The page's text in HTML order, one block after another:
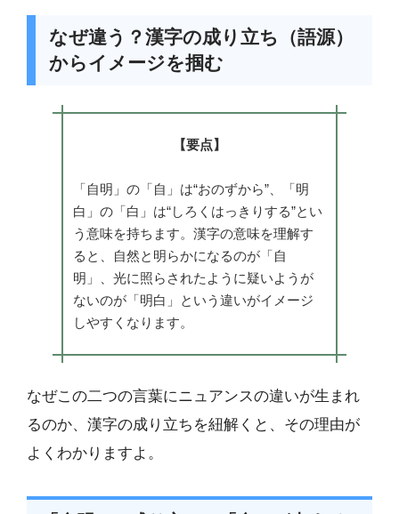
なぜ違う？漢字の成り立ち（語源）
からイメージを掴む
【要点】
「自明」の「自」は“おのずから”、「明
白」の「白」は“しろくはっきりする”とい
う意味を持ちます。漢字の意味を理解す
ると、自然と明らかになるのが「自
明」、光に照らされたように疑いようが
ないのが「明白」という違いがイメージ
しやすくなります。
なぜこの二つの言葉にニュアンスの違いが生まれ
るのか、漢字の成り立ちを紐解くと、その理由が
よくわかりますよ。